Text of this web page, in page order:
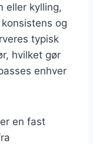
eller kylling,
og
typisk
hvilket gør
enhver
en fast